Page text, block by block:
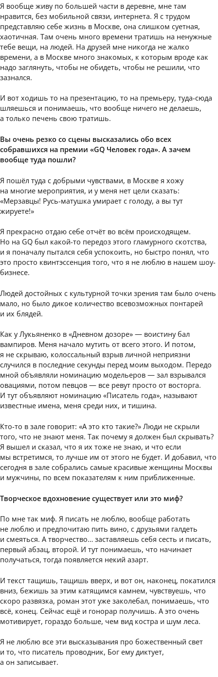
Я вообще живу по большей части в деревне, мне там
нравится, без мобильной связи, интернета. Я с трудом
представляю себе жизнь в Москве, она слишком суетная,
хаотичная. Там очень много времени тратишь на ненужные
тебе вещи, на людей. На друзей мне никогда не жалко
времени, а в Москве много знакомых, к которым вроде как
надо заглянуть, чтобы не обидеть, чтобы не решили, что
зазнался.
И вот ходишь то на презентацию, то на премьеру, туда-сюда
шляешься и понимаешь, что вообще ничего не делаешь,
а только печень свою тратишь.
Вы очень резко со сцены высказались обо всех
собравшихся на премии «GQ Человек года». А зачем
вообще туда пошли?
Я пошёл туда с добрыми чувствами, в Москве я хожу
на многие мероприятия, и у меня нет цели сказать:
«Мерзавцы! Русь-матушка умирает с голоду, а вы тут
жируете!»
Я прекрасно отдаю себе отчёт во всём происходящем.
Но на GQ был какой-то передоз этого гламурного скотства,
и я поначалу пытался себя успокоить, но быстро понял, что
это просто квинтэссенция того, что я не люблю в нашем шоу-
бизнесе.
Людей достойных с культурной точки зрения там было очень
мало, но было дикое количество всевозможных понтарей
и их блядей.
Как у Лукьяненко в «Дневном дозоре» — воистину бал
вампиров. Меня начало мутить от всего этого. И потом,
я не скрываю, колоссальный взрыв личной неприязни
случился в последние секунды перед моим выходом. Передо
мной объявляли номинацию модельеров — зал взрывался
овациями, потом певцов — все ревут просто от восторга.
И тут объявляют номинацию «Писатель года», называют
известные имена, меня среди них, и тишина.
Кто-то в зале говорит: «А это кто такие?» Люди не скрыли
того, что не знают меня. Так почему я должен был скрывать?
Я вышел и сказал, что я их тоже не знаю, и что если
мы встретимся, то лучше им от этого не будет. И добавил, что
сегодня в зале собрались самые красивые женщины Москвы
и мужчины, по всем показателям к ним приближенные.
Творческое вдохновение существует или это миф?
По мне так миф. Я писать не люблю, вообще работать
не люблю и предпочитаю пить вино, с друзьями галдеть
и смеяться. А творчество… заставляешь себя сесть и писать,
первый абзац, второй. И тут понимаешь, что начинает
получаться, тогда появляется некий азарт.
И текст тащишь, тащишь вверх, и вот он, наконец, покатился
вниз, бежишь за этим катящимся камнем, чувствуешь, что
скоро развязка, роман этот уже заколебал, понимаешь, что
всё, конец. Сейчас ещё и гонорар получишь. А это очень
мотивирует, гораздо больше, чем вид костра и шум леса.
Я не люблю все эти высказывания про божественный свет
и то, что писатель проводник, Бог ему диктует,
а он записывает.